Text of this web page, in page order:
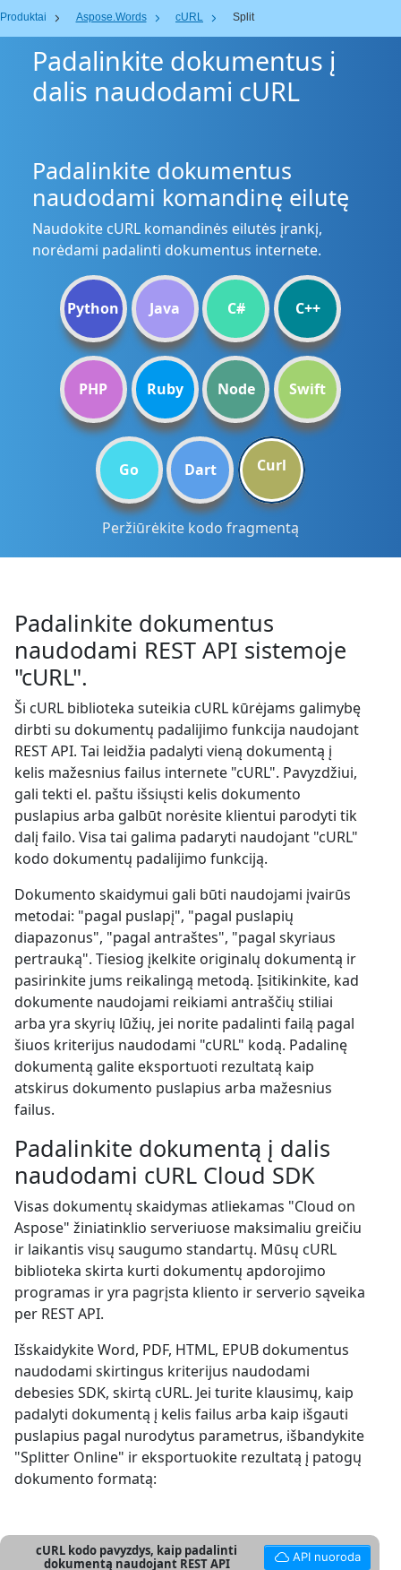
Produktai Aspose.Words cURL Split
Padalinkite dokumentus į
dalis naudodami cURL
Padalinkite dokumentus
naudodami komandinę eilutę
Naudokite cURL komandinės eilutės įrankį,
norėdami padalinti dokumentus internete.
Python Java C# C++
PHP Ruby Node Swift
Go Dart Curl
Peržiūrėkite kodo fragmentą
Padalinkite dokumentus
naudodami REST API sistemoje
"cURL".
Ši cURL biblioteka suteikia cURL kūrėjams galimybę
dirbti su dokumentų padalijimo funkcija naudojant
REST API. Tai leidžia padalyti vieną dokumentą į
kelis mažesnius failus internete "cURL". Pavyzdžiui,
gali tekti el. paštu išsiųsti kelis dokumento
puslapius arba galbūt norėsite klientui parodyti tik
dalį failo. Visa tai galima padaryti naudojant "cURL"
kodo dokumentų padalijimo funkciją.
Dokumento skaidymui gali būti naudojami įvairūs
metodai: "pagal puslapį", "pagal puslapių
diapazonus", "pagal antraštes", "pagal skyriaus
pertrauką". Tiesiog įkelkite originalų dokumentą ir
pasirinkite jums reikalingą metodą. Įsitikinkite, kad
dokumente naudojami reikiami antraščių stiliai
arba yra skyrių lūžių, jei norite padalinti failą pagal
šiuos kriterijus naudodami "cURL" kodą. Padalinę
dokumentą galite eksportuoti rezultatą kaip
atskirus dokumento puslapius arba mažesnius
failus.
Padalinkite dokumentą į dalis
naudodami cURL Cloud SDK
Visas dokumentų skaidymas atliekamas "Cloud on
Aspose" žiniatinklio serveriuose maksimaliu greičiu
ir laikantis visų saugumo standartų. Mūsų cURL
biblioteka skirta kurti dokumentų apdorojimo
programas ir yra pagrįsta kliento ir serverio sąveika
per REST API.
Išskaidykite Word, PDF, HTML, EPUB dokumentus
naudodami skirtingus kriterijus naudodami
debesies SDK, skirtą cURL. Jei turite klausimų, kaip
padalyti dokumentą į kelis failus arba kaip išgauti
puslapius pagal nurodytus parametrus, išbandykite
"Splitter Online" ir eksportuokite rezultatą į patogų
dokumento formatą:
cURL kodo pavyzdys, kaip padalinti
dokumentą naudojant REST API
API nuoroda